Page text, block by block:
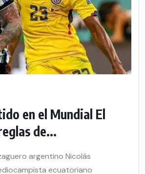
en el Mundial El
de...
argentino Nicolás
ecuatoriano